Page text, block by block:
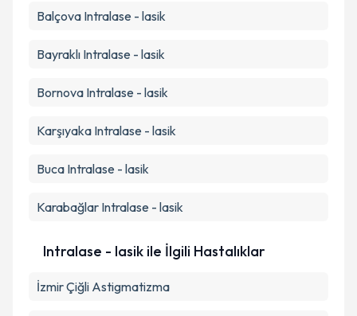
Balçova Intralase - lasik
Bayraklı Intralase - lasik
Bornova Intralase - lasik
Karşıyaka Intralase - lasik
Buca Intralase - lasik
Karabağlar Intralase - lasik
Intralase - lasik ile İlgili Hastalıklar
İzmir Çiğli Astigmatizma